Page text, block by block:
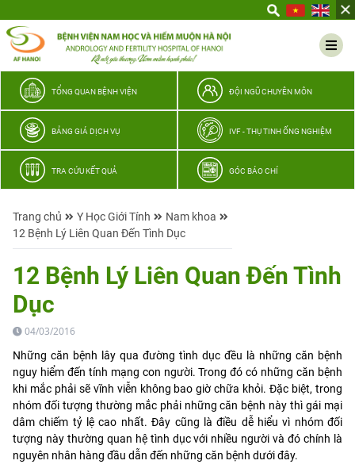
thương
TỔNG QUAN BỆNH VIỆN ĐỘI NGŨ CHUYÊN MÔN
BẢNG GIÁ DỊCH VỤ IVF - THỤ TINH ỐNG NGHIỆM
TRA CỨU KẾT QUẢ GÓC BÁO CHÍ
Trang chủ Y Học Giới Tính
Nam khoa
12 Bệnh Lý Liên Quan Đến Tình Dục
12 Bệnh Lý Liên Quan Đến Tình
Dục
04/03/2016
Những căn bệnh lây qua đường tình dục đều là những căn bệnh
nguy hiểm đến tính mạng con người. Trong đó có những căn bệnh
khi mắc phải sẽ vĩnh viễn không bao giờ chữa khỏi. Đặc biệt, trong
nhóm đối tượng thường mắc phải những căn bệnh này thì gái mại
dâm chiếm tỷ lệ cao nhất. Đây cũng là điều dễ hiểu vì nhóm đối
tượng này thường quan hệ tình dục với nhiều người và đó chính là
nguyên nhân hàng đầu dẫn đến những căn bệnh dưới đây.